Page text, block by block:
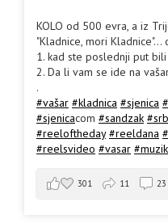
KOLO od 500 evra, a iz
"Kladnice, mori Kladnice"...
1. kad ste poslednji put bili
2. Da li vam se ide na
.
#vašar #kladnica #sjenica
#sjenicacom #sandzak
#reeloftheday #reeldana
#reelsvideo #vasar
301 11 23